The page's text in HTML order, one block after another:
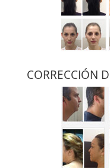
CORRECCIÓN